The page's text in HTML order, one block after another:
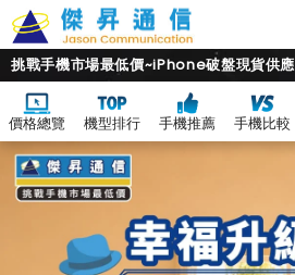
挑戰手機市場最低價~iPhone破盤現貨供應
價格總覽 機型排行 手機推薦 手機比較